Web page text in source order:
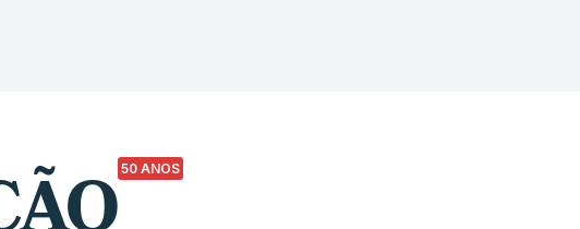
50 ANOS